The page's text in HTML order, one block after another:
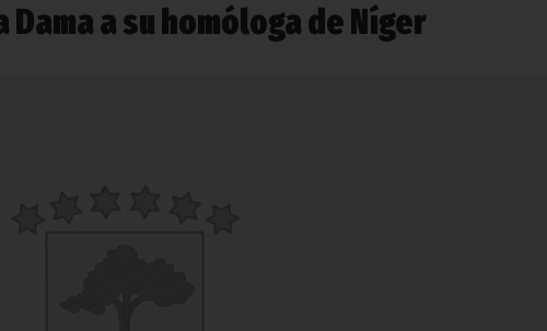
a su homóloga de Níger